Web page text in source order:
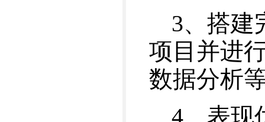
3、搭建
项目并进
数据分析
4、表现